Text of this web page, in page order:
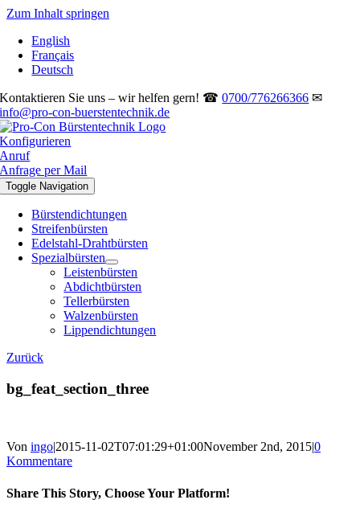
Zum Inhalt springen
English
Français
Deutsch
Kontaktieren Sie uns – wir helfen gern! ☎0700/776266366 ✉
info@pro-con-buerstentechnik.de
Konfigurieren
Anruf
Anfrage per Mail
Toggle Navigation
Bürstendichtungen
Streifenbürsten
Edelstahl-Drahtbürsten
Spezialbürsten
Leistenbürsten
Abdichtbürsten
Tellerbürsten
Walzenbürsten
Lippendichtungen
Zurück
bg_feat_section_three
Von ingo|2015-11-02T07:01:29+01:00November 2nd, 2015|0
Kommentare
Share This Story, Choose Your Platform!